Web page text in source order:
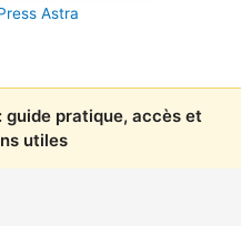
Astra
guide pratique, accès et
utiles